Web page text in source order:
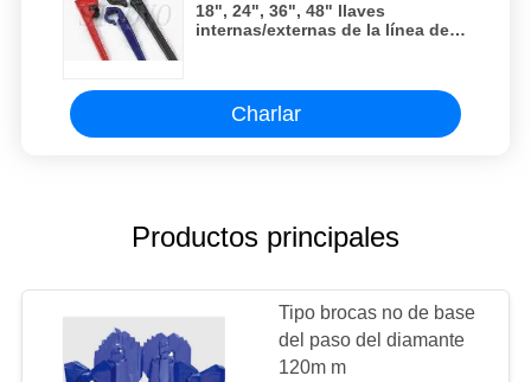
18", 24", 36", 48" llaves
internas/externas de la línea del
diamante
Charlar
Productos principales
Tipo brocas no de base
del paso del diamante
120m m